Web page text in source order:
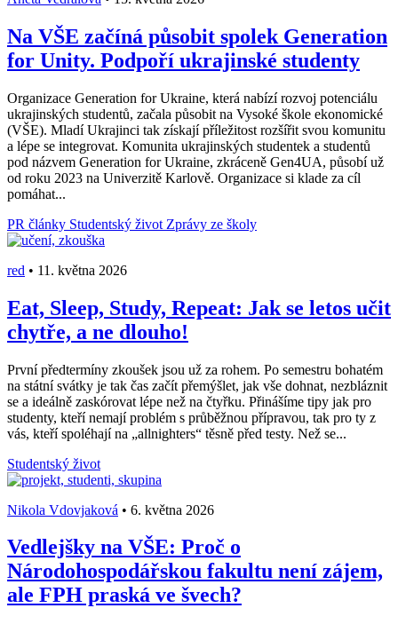
Na VŠE začíná působit spolek Generation
for Unity. Podpoří ukrajinské studenty
Organizace Generation for Ukraine, která nabízí rozvoj potenciálu
ukrajinských studentů, začala působit na Vysoké škole ekonomické
(VŠE). Mladí Ukrajinci tak získají příležitost rozšířit svou komunitu
a lépe se integrovat. Komunita ukrajinských studentek a studentů
pod názvem Generation for Ukraine, zkráceně Gen4UA, působí už
od roku 2023 na Univerzitě Karlově. Organizace si klade za cíl
pomáhat...
PR články Studentský život Zprávy ze školy
red • 11. května 2026
Eat, Sleep, Study, Repeat: Jak se letos učit
chytře, a ne dlouho!
První předtermíny zkoušek jsou už za rohem. Po semestru bohatém
na státní svátky je tak čas začít přemýšlet, jak vše dohnat, nezbláznit
se a ideálně zaskórovat lépe než na čtyřku. Přinášíme tipy jak pro
studenty, kteří nemají problém s průběžnou přípravou, tak pro ty z
vás, kteří spoléhají na „allnighters“ těsně před testy. Než se...
Studentský život
Nikola Vdovjaková • 6. května 2026
Vedlejšky na VŠE: Proč o
Národohospodářskou fakultu není zájem,
ale FPH praská ve švech?